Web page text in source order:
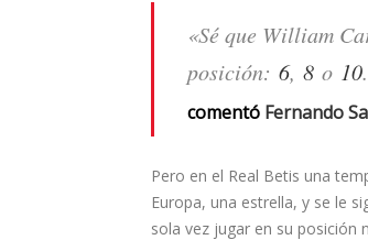
«Sé que William
posición: 6, 8 o 10
comentó Fernando
Pero en el Real Betis una
Europa, una estrella, y se le
sola vez jugar en su posición